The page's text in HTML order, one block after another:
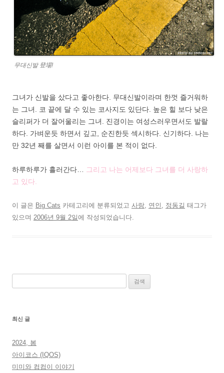
무대신발 登場!
그녀가 신발을 샀다고 좋아한다. 무대신발이라며 한껏 즐거워하
는 그녀. 코 끝에 달 수 있는 코사지도 있단다. 높은 힐 보다 낮은
슬리퍼가 더 잘어울리는 그녀. 진경이는 여성스러우면서도 발랄
하다. 가벼운듯 하면서 깊고, 순진한듯 섹시하다. 신기하다. 나는
만 32년 째를 살면서 이런 아이를 본 적이 없다.
하루하루가 흘러간다… 그리고 나는 어제보다 그녀를 더 사랑하
고 있다.
이 글은 Big Cats 카테고리에 분류되었고 사랑, 연인 , 정동길 태그가
있으며 2006년 9월 2일에 작성되었습니다.
최신 글
2024, 봄
아이코스 (IQOS)
미미와 컴컴이 이야기